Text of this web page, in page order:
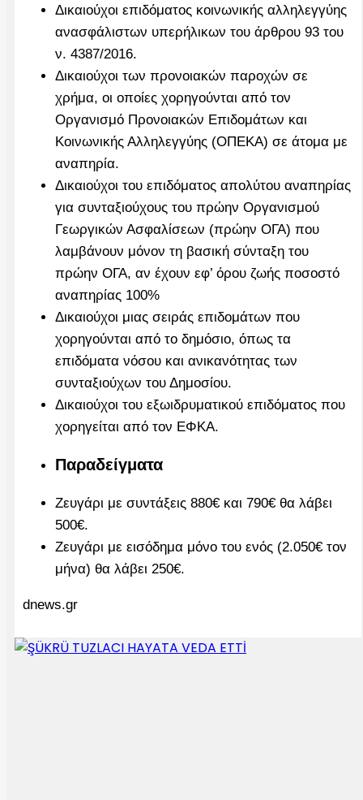
Δικαιούχοι επιδόματος κοινωνικής αλληλεγγύης
ανασφάλιστων υπερήλικων του άρθρου 93 του
ν. 4387/2016.
Δικαιούχοι των προνοιακών παροχών σε
χρήμα, οι οποίες χορηγούνται από τον
Οργανισμό Προνοιακών Επιδομάτων και
Κοινωνικής Αλληλεγγύης (ΟΠΕΚΑ) σε άτομα με
αναπηρία.
Δικαιούχοι του επιδόματος απολύτου αναπηρίας
για συνταξιούχους του πρώην Οργανισμού
Γεωργικών Ασφαλίσεων (πρώην ΟΓΑ) που
λαμβάνουν μόνον τη βασική σύνταξη του
πρώην ΟΓΑ, αν έχουν εφ’ όρου ζωής ποσοστό
αναπηρίας 100%
Δικαιούχοι μιας σειράς επιδομάτων που
χορηγούνται από το δημόσιο, όπως τα
επιδόματα νόσου και ανικανότητας των
συνταξιούχων του Δημοσίου.
Δικαιούχοι του εξωιδρυματικού επιδόματος που
χορηγείται από τον ΕΦΚΑ.
Παραδείγματα
Ζευγάρι με συντάξεις 880€ και 790€ θα λάβει
500€.
Ζευγάρι με εισόδημα μόνο του ενός (2.050€ τον
μήνα) θα λάβει 250€.
dnews.gr